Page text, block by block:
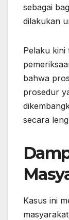
sebagai
dilakukan
Pelaku kini
bahwa
prosedur
secara
Kasus ini